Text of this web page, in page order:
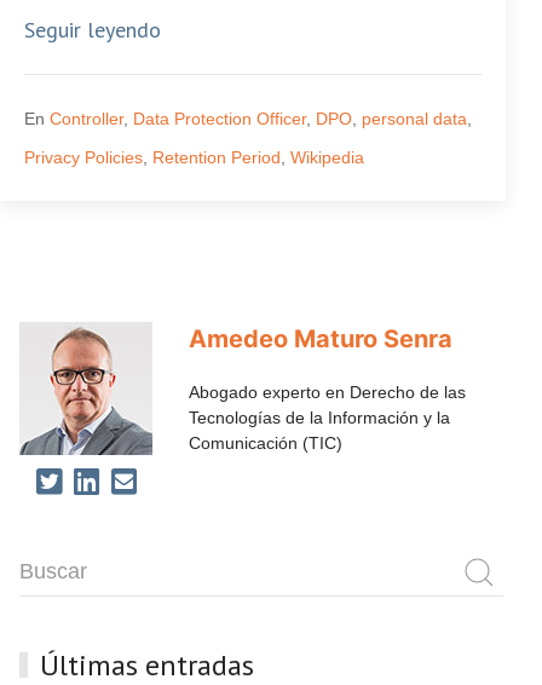
Seguir leyendo
En Controller, Data Protection Officer, DPO personal data
Privacy Policies Retention Period Wikipedia
Amedeo Maturo Senra
Abogado experto en Derecho de las
Tecnologías de la Información y la
Comunicación (TIC)
Últimas entradas